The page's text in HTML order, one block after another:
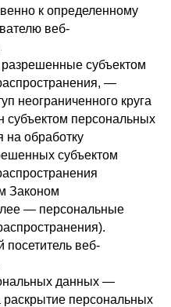
к определенному
веб-
субъектом
—
неограниченного круга
субъектом персональных
на обработку
субъектом
Законом
— персональные
веб-
данных —
персональных